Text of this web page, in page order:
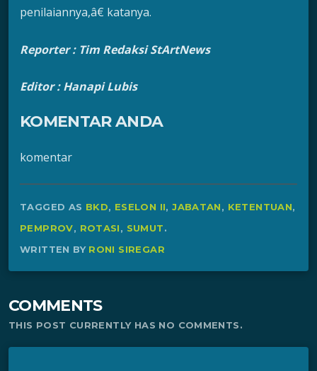
penilaiannya,â€ katanya.
Reporter : Tim Redaksi StArtNews
Editor : Hanapi Lubis
KOMENTAR ANDA
komentar
TAGGED AS BKD, ESELON II,JABATAN, KETENTUAN,
PEMPROV, ROTASI, SUMUT.
WRITTEN BY RONI SIREGAR
COMMENTS
THIS POST CURRENTLY HAS NO COMMENTS.